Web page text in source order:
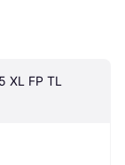
XL FP TL